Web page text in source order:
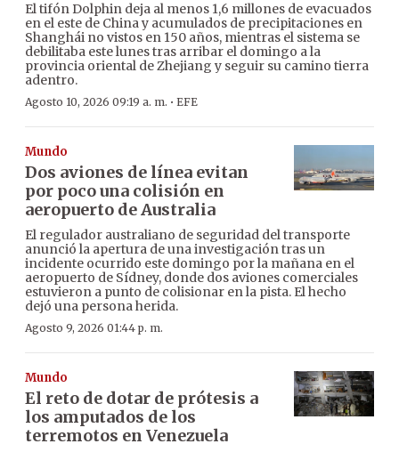
El tifón Dolphin deja al menos 1,6 millones de evacuados
en el este de China y acumulados de precipitaciones en
Shanghái no vistos en 150 años, mientras el sistema se
debilitaba este lunes tras arribar el domingo a la
provincia oriental de Zhejiang y seguir su camino tierra
adentro.
Agosto 10, 2026 09:19 a. m. · EFE
Mundo
Dos aviones de línea evitan
por poco una colisión en
aeropuerto de Australia
El regulador australiano de seguridad del transporte
anunció la apertura de una investigación tras un
incidente ocurrido este domingo por la mañana en el
aeropuerto de Sídney, donde dos aviones comerciales
estuvieron a punto de colisionar en la pista. El hecho
dejó una persona herida.
Agosto 9, 2026 01:44 p. m.
Mundo
El reto de dotar de prótesis a
los amputados de los
terremotos en Venezuela